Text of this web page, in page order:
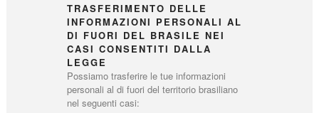
TRASFERIMENTO DELLE
INFORMAZIONI PERSONALI AL
DI FUORI DEL BRASILE NEI
CASI CONSENTITI DALLA
LEGGE
Possiamo trasferire le tue informazioni
personali al di fuori del territorio brasiliano
nel seguenti casi: